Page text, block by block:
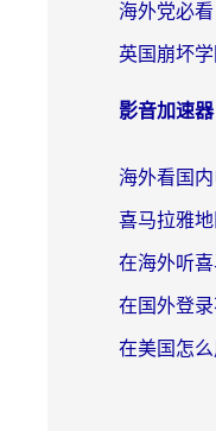
影音加速器